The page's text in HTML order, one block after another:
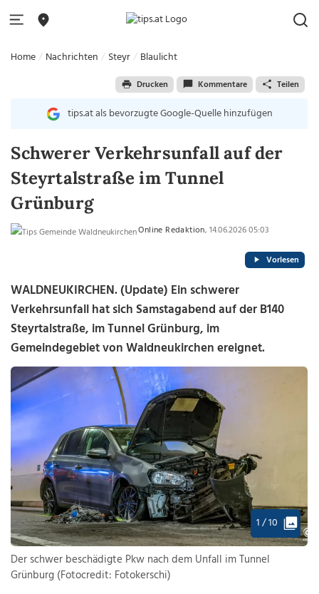
Home Nachrichten Steyr Blaulicht
Drucken Kommentare Teilen
tips.at als bevorzugte Google-Quelle hinzufügen
Schwerer Verkehrsunfall auf der
Steyrtalstraße im Tunnel
Grünburg
Online Redaktion, 14.06.2026 05:03
Vorlesen
WALDNEUKIRCHEN. (Update) Ein schwerer
Verkehrsunfall hat sich Samstagabend auf der B140
Steyrtalstraße, im Tunnel Grünburg, im
Gemeindegebiet von Waldneukirchen ereignet.
1 / 10
Der schwer beschädigte Pkw nach dem Unfall im Tunnel
Grünburg (Fotocredit: Fotokerschi)